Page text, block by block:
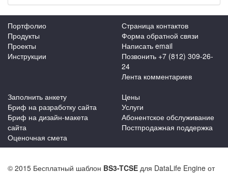
Портфолио
Продукты
Проекты
Инструкции
Страница контактов
Форма обратной связи
Написать email
Позвонить +7 (812) 309-26-
24
Лента комментариев
Заполнить анкету
Бриф на разработку сайта
Бриф на дизайн-макета
сайта
Оценочная смета
Цены
Услуги
Абонентское обслуживание
Постпродажная поддержка
© 2015 Бесплатный шаблон BS3-TCSE для DataLife Engine от